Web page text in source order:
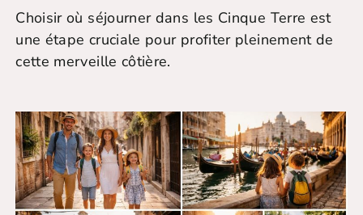
Choisir où séjourner dans les Cinque Terre est
une étape cruciale pour profiter pleinement de
cette merveille côtière.